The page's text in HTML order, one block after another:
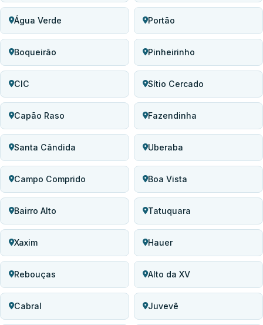
Água Verde Portão
Boqueirão Pinheirinho
CIC Sítio Cercado
Capão Raso Fazendinha
Santa Cândida Uberaba
Campo Comprido Boa Vista
Bairro Alto Tatuquara
Xaxim Hauer
Rebouças Alto da XV
Cabral Juvevê